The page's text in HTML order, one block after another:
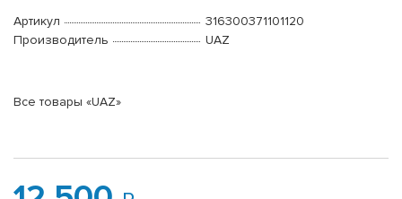
Артикул
316300371101120
Производитель
UAZ
Все товары «UAZ»